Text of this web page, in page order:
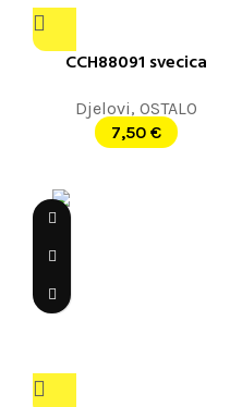
CCH88091 svecica
Djelovi, OSTALO
7,50 €